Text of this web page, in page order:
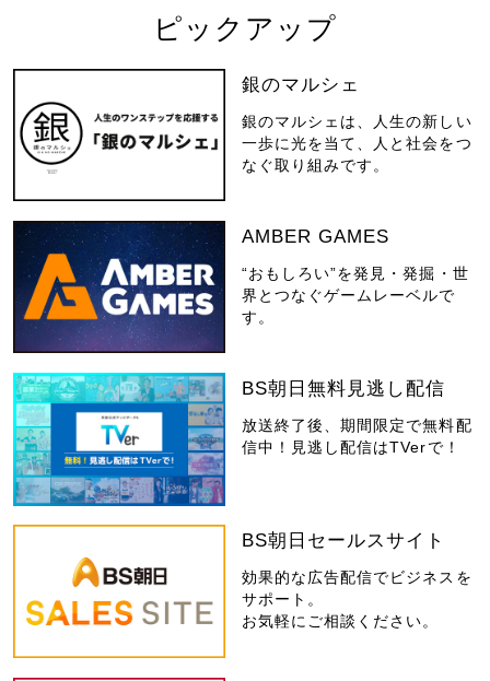
ピックアップ
銀のマルシェ
銀のマルシェは、人生の新しい
一歩に光を当て、人と社会をつ
なぐ取り組みです。
AMBER GAMES
“おもしろい”を発見・発掘・世
界とつなぐゲームレーベルで
す。
BS朝日無料見逃し配信
放送終了後、期間限定で無料配
信中！見逃し配信はTVerで！
BS朝日セールスサイト
効果的な広告配信でビジネスを
サポート。
お気軽にご相談ください。